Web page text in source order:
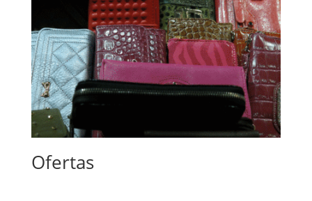
Ofertas